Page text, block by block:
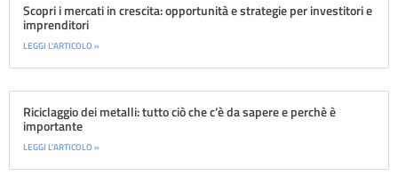
Scopri i mercati in crescita: opportunità e strategie per investitori e
imprenditori
LEGGI L'ARTICOLO »
Riciclaggio dei metalli: tutto ciò che c’è da sapere e perchè è
importante
LEGGI L'ARTICOLO »